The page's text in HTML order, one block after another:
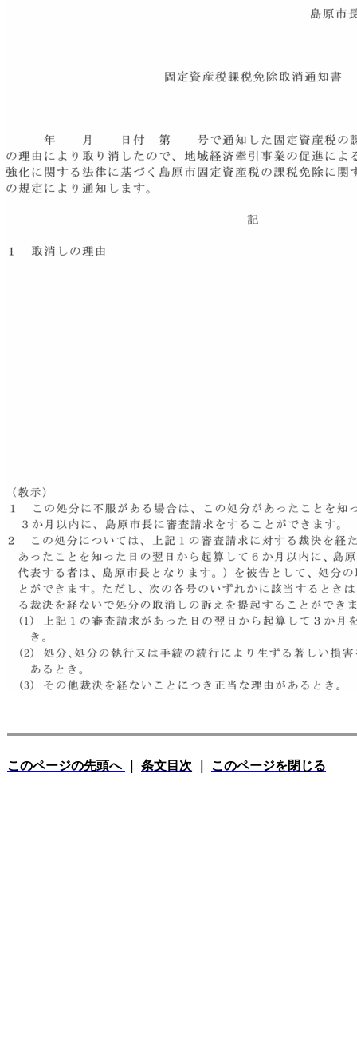
このページの先頭へ 条文目次 このページを閉じる